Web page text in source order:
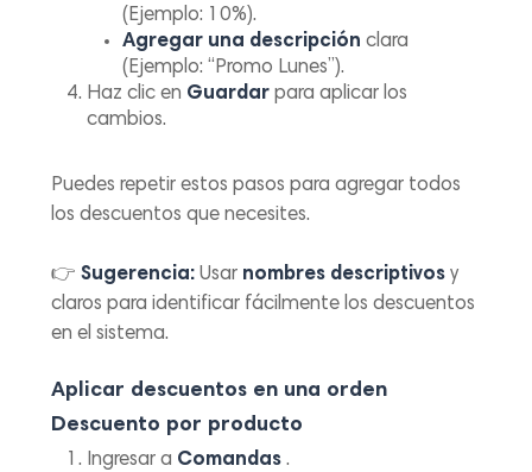
(Ejemplo: 10%).
Agregar una descripción clara
(Ejemplo:“Promo Lunes”).
Haz clic en Guardar para aplicar los
cambios.
Puedes repetir estos pasos para agregar todos
los descuentos que necesites.
👉Sugerencia: Usar nombres descriptivos y
claros para identificar fácilmente los descuentos
en el sistema.
Aplicar descuentos en una orden
Descuento por producto
Ingresar a Comandas .